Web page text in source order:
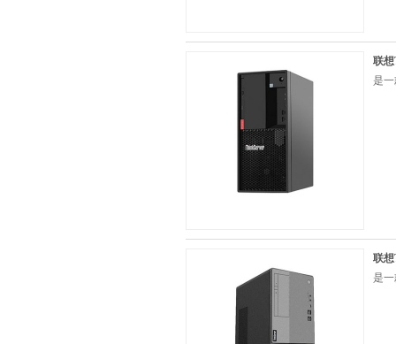
联
是
联
是